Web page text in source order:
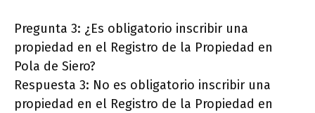
Pregunta 3: ¿Es obligatorio inscribir una
propiedad en el Registro de la Propiedad en
Pola de Siero?
Respuesta 3: No es obligatorio inscribir una
propiedad en el Registro de la Propiedad en